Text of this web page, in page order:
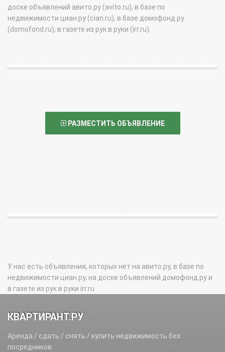
доске объявлений авито.ру (avito.ru), в базе по
недвижимости циан.ру (cian.ru), в базе домофонд.ру
(domofond.ru), в газете из рук в руки (irr.ru).
РАЗМЕСТИТЬ ОБЪЯВЛЕНИЕ
У нас есть объявления, которых нет на авито.ру, в базе по
недвижимости циан.ру, на доске объявлений домофонд.ру и
в газете из рук в руки irr.ru
КВАРТИРАНТ.РУ
Аренда / сдать / снять / купить недвижимость без
посредников.